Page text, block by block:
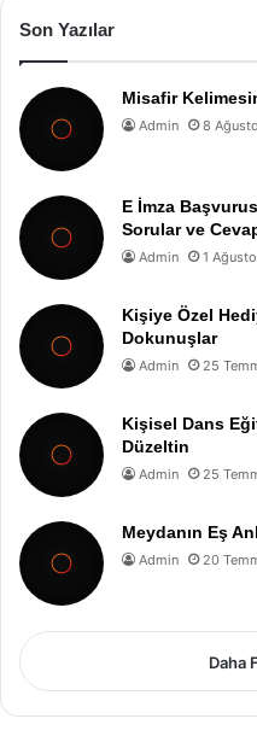
Son Yazılar
Misafir
Admin 8
E İmza
Sorular ve
Admin 1
Kişiye Özel
Dokunuşlar
Admin 25
Kişisel Dans
Düzeltin
Admin 25
Meydanın Eş
Admin 20
Daha